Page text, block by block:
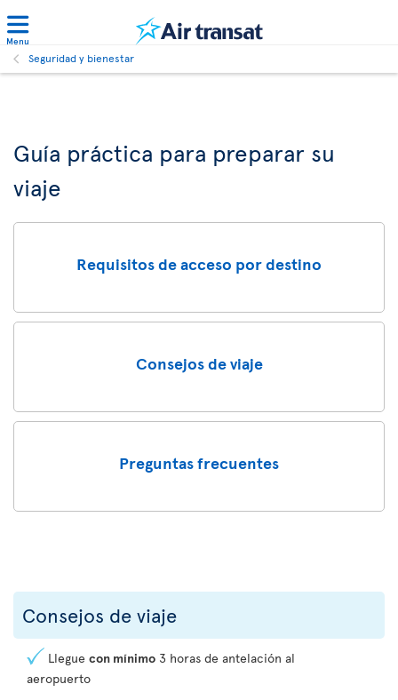
Menu
Seguridad y bienestar
Guía práctica para preparar su
viaje
Requisitos de acceso por destino
Consejos de viaje
Preguntas frecuentes
Consejos de viaje
Llegue con mínimo 3 horas de antelación al
aeropuerto